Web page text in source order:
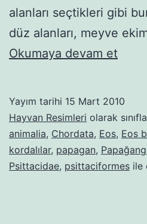
alanları seçtikleri gibi
düz alanları, meyve
Okumaya devam et
Yayım tarihi 15 Mart 2010
Hayvan Resimleri olarak
animalia, Chordata, Eos, Eos
kordalılar, papagan,
Psittacidae, psittaciformes ile